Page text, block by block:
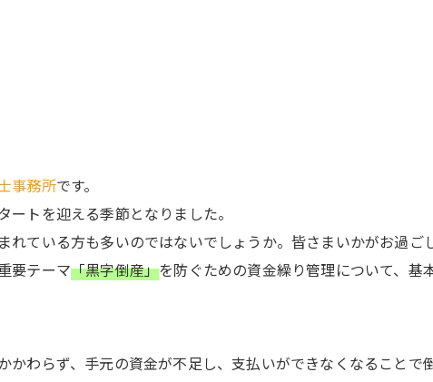
事務所です。
トを迎える季節となりました。
ている方も多いのではないでしょうか。皆さまいかがお過ご
要テーマ「黒字倒産」を防ぐための資金繰り管理について、基
わらず、手元の資金が不足し、支払いができなくなることで